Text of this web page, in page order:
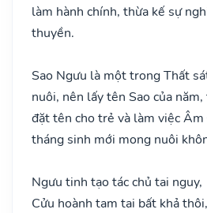
làm hành chính, thừa kế sự
thuyền.
Sao Ngưu là một trong Thất
nuôi, nên lấy tên Sao của
đặt tên cho trẻ và làm việc
tháng sinh mới mong nuôi
Ngưu tinh tạo tác chủ tai nguy,
Cửu hoành tam tai bất khả thôi,